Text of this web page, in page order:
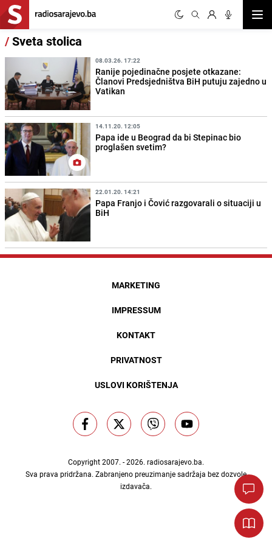
/Sveta stolica
08.03.26. 17:22
Ranije pojedinačne posjete otkazane:
Članovi Predsjedništva BiH putuju zajedno u
Vatikan
14.11.20. 12:05
Papa ide u Beograd da bi Stepinac bio
proglašen svetim?
22.01.20. 14:21
Papa Franjo i Čović razgovarali o situaciji u
BiH
MARKETING
IMPRESSUM
KONTAKT
PRIVATNOST
USLOVI KORIŠTENJA
Copyright 2007. - 2026. radiosarajevo.ba.
Sva prava pridržana. Zabranjeno preuzimanje sadržaja bez dozvole
izdavača.